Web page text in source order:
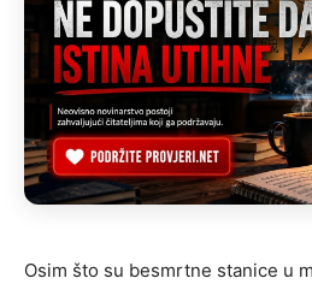
Osim što su besmrtne stanice u